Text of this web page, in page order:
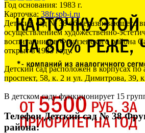
Год основания: 1983 г.
Карточка: 38fr.spb-i.ru
Детский сад № 38 общеразвивающего
осуществлением художественно-
воспитанников Фрунзенского района
открыт в 1983 году.
Детский сад расположен в корпусах
проспект, 58, к. 2 и ул. Димитрова, 39,
В детском саду функционирует 15
Телефон Детский сад № 38
района: